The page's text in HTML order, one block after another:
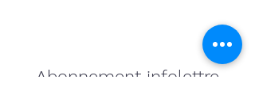
Abonnement infolettre